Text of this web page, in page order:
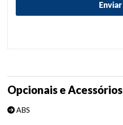
Opcionais e Acessórios
ABS